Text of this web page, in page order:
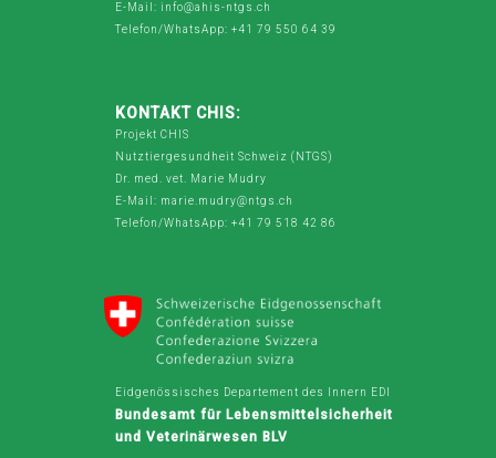
E-Mail: info@ahis-ntgs.ch
Telefon/WhatsApp: +41 79 550 64 39
KONTAKT CHIS:
Projekt CHIS
Nutztiergesundheit Schweiz (NTGS)
Dr. med. vet. Marie Mudry
E-Mail: marie.mudry@ntgs.ch
Telefon/WhatsApp: +41 79 518 42 86
Eidgenössisches Departement des Innern EDI
Bundesamt für Lebensmittelsicherheit
und Veterinärwesen BLV